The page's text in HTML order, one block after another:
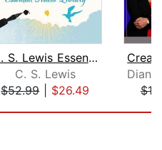
C. S. Lewis Essential Audio Library
C. S. Lewis
$52.99| $26.49